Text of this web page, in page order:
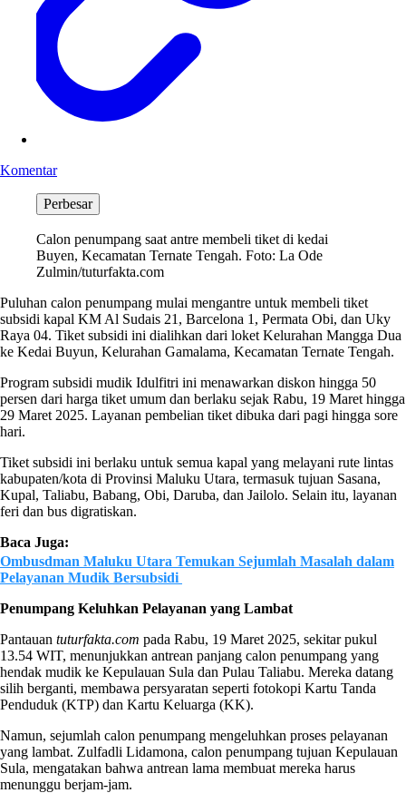
Komentar
Perbesar
Calon penumpang saat antre membeli tiket di kedai
Buyen, Kecamatan Ternate Tengah. Foto: La Ode
Zulmin/tuturfakta.com
Puluhan calon penumpang mulai mengantre untuk membeli tiket
subsidi kapal KM Al Sudais 21, Barcelona 1, Permata Obi, dan Uky
Raya 04. Tiket subsidi ini dialihkan dari loket Kelurahan Mangga Dua
ke Kedai Buyun, Kelurahan Gamalama, Kecamatan Ternate Tengah.
Program subsidi mudik Idulfitri ini menawarkan diskon hingga 50
persen dari harga tiket umum dan berlaku sejak Rabu, 19 Maret hingga
29 Maret 2025. Layanan pembelian tiket dibuka dari pagi hingga sore
hari.
Tiket subsidi ini berlaku untuk semua kapal yang melayani rute lintas
kabupaten/kota di Provinsi Maluku Utara, termasuk tujuan Sasana,
Kupal, Taliabu, Babang, Obi, Daruba, dan Jailolo. Selain itu, layanan
feri dan bus digratiskan.
Baca Juga:
Ombusdman Maluku Utara Temukan Sejumlah Masalah dalam
Pelayanan Mudik Bersubsidi
Penumpang Keluhkan Pelayanan yang Lambat
Pantauan tuturfakta.com pada Rabu, 19 Maret 2025, sekitar pukul
13.54 WIT, menunjukkan antrean panjang calon penumpang yang
hendak mudik ke Kepulauan Sula dan Pulau Taliabu. Mereka datang
silih berganti, membawa persyaratan seperti fotokopi Kartu Tanda
Penduduk (KTP) dan Kartu Keluarga (KK).
Namun, sejumlah calon penumpang mengeluhkan proses pelayanan
yang lambat. Zulfadli Lidamona, calon penumpang tujuan Kepulauan
Sula, mengatakan bahwa antrean lama membuat mereka harus
menunggu berjam-jam.